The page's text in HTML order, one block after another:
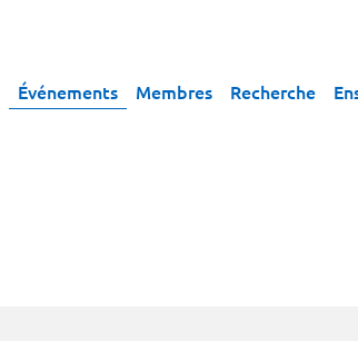
Événements Membres Recherche